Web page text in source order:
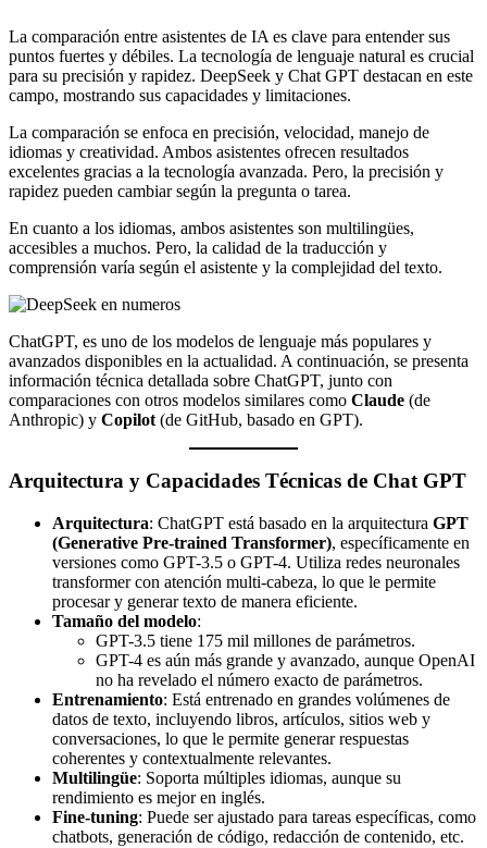
La comparación entre asistentes de IA es clave para entender sus
puntos fuertes y débiles. La tecnología de lenguaje natural es crucial
para su precisión y rapidez. DeepSeek y Chat GPT destacan en este
campo, mostrando sus capacidades y limitaciones.
La comparación se enfoca en precisión, velocidad, manejo de
idiomas y creatividad. Ambos asistentes ofrecen resultados
excelentes gracias a la tecnología avanzada. Pero, la precisión y
rapidez pueden cambiar según la pregunta o tarea.
En cuanto a los idiomas, ambos asistentes son multilingües,
accesibles a muchos. Pero, la calidad de la traducción y
comprensión varía según el asistente y la complejidad del texto.
ChatGPT, es uno de los modelos de lenguaje más populares y
avanzados disponibles en la actualidad. A continuación, se presenta
información técnica detallada sobre ChatGPT, junto con
comparaciones con otros modelos similares como Claude (de
Anthropic) y Copilot (de GitHub, basado en GPT).
Arquitectura y Capacidades Técnicas de Chat GPT
Arquitectura: ChatGPT está basado en la arquitectura GPT
(Generative Pre-trained Transformer), específicamente en
versiones como GPT-3.5 o GPT-4. Utiliza redes neuronales
transformer con atención multi-cabeza, lo que le permite
procesar y generar texto de manera eficiente.
Tamaño del modelo:
GPT-3.5 tiene 175 mil millones de parámetros.
GPT-4 es aún más grande y avanzado, aunque OpenAI
no ha revelado el número exacto de parámetros.
Entrenamiento: Está entrenado en grandes volúmenes de
datos de texto, incluyendo libros, artículos, sitios web y
conversaciones, lo que le permite generar respuestas
coherentes y contextualmente relevantes.
Multilingüe: Soporta múltiples idiomas, aunque su
rendimiento es mejor en inglés.
Fine-tuning: Puede ser ajustado para tareas específicas, como
chatbots, generación de código, redacción de contenido, etc.